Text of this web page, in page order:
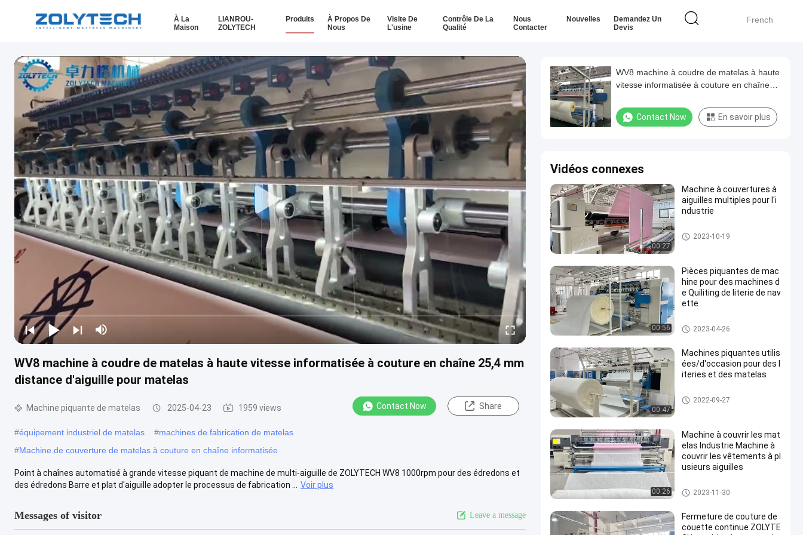
French
À La
Maison
LIANROU-
ZOLYTECH
Produits
À Propos De
Nous
Visite De
L'usine
Contrôle De La
Qualité
Nous
Contacter
Nouvelles
Demandez Un
Devis
WV8 machine à coudre de matelas à haute vitesse informatisée à couture en chaîne 25,4 mm
distance d'aiguille pour matelas
Machine piquante de matelas 2025-04-23 1959 views Contact Now Share
#équipement industriel de matelas #machines de fabrication de matelas
#Machine de couverture de matelas à couture en chaîne informatisée
Point à chaînes automatisé à grande vitesse piquant de machine de multi-aiguille de ZOLYTECH WV8 1000rpm pour des édredons et
des édredons Barre et plat d'aiguille adopter le processus de fabrication ...
Voir plus
Messages of visitor Leave a message
WV8 machine à coudre de matelas à haute
vitesse informatisée à couture en chaîne
Contact Now En savoir plus
Vidéos connexes
00:27
Machine à couvertures à
aiguilles multiples pour l'i
ndustrie
Machine piquante de matelas
2023-10-19
00:56
Pièces piquantes de mac
hine pour des machines d
e Quiliting de literie de nav
ette
Machine piquante de matelas
2023-04-26
00:47
Machines piquantes utilis
ées/d'occasion pour des l
iteries et des matelas
Machine piquante de matelas
2022-09-27
00:26
Machine à couvrir les mat
elas Industrie Machine à
couvrir les vêtements à pl
usieurs aiguilles
Machine piquante de matelas
2023-11-30
Fermeture de couture de
couette continue ZOLYTE